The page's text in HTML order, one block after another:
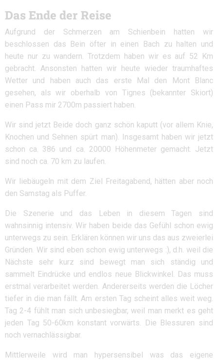
Das Ende der Reise
Aufgrund der Schmerzen am Schienbein hatten wir
beschlossen das Bein öfter in einen Bach zu halten und
heute nur zu wandern. Trotzdem haben wir es auf 52 Km
gebracht. Ansonsten hatten wir heute wieder traumhaftes
Wetter und haben auch das erste Mal den Mont Blanc
gesehen, als wir oberhalb von Tignes (bekannter Skiort)
einen Pass mir 2700m passiert haben.
Wir sind jetzt Beide doch ganz schön kaputt (vor allem Knie,
Knochen und Sehnen spürt man). Insgesamt haben wir jetzt
schon ca. 386 und ca. 20000 Höhenmeter gemacht. Jetzt
sind noch ca. 70 km zu laufen.
Wir liebäugeln mit dem Ziel Freitagabend, hätten aber noch
den Samstag als Puffer.
Die Szenerie und das Leben in diesem Tagen sind
wahnsinnig intensiv. Wir haben beide das Gefühl schon ewig
unterwegs zu sein. Erklären können wir uns das aus zweierlei
Gründen. Wir sind eben schon ewig unterwegs :), d.h. weil die
Nächste sehr kurz sind bewegt man sich ständig und
sammelt Eindrücke und endlos neue Blickwinkel. Das muss
erstmal verarbeitet werden. Andererseits werden die Löcher
tiefer in die man fällt. Am ersten Tag scheint alles weit weg.
Tag 2-4 fühlt man sich unbesiegbar, weil man merkt es geht
jeden Tag 50-60km konstant vorwärts. Die Blessuren sind
noch vernachlässigbar.
Mittlerweile wird man hypersensibel was das eigene